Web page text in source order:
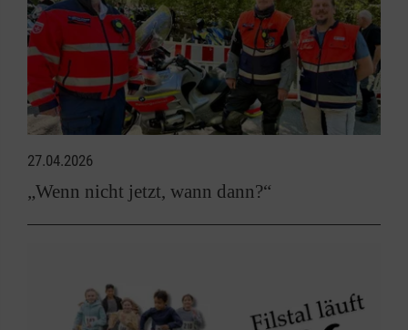
27.04.2026
„Wenn nicht jetzt, wann dann?“